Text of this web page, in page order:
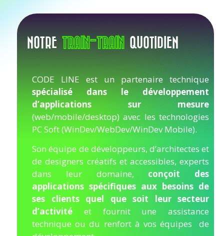
NOTRE TRAIN-TRAIN QUOTIDIEN
CODE LINE est un partenaire technique
spécialisé dans le développement
d’applications sur mesure
(web/mobile/desktop) avec les technologies
PC Soft (WinDev/WebDev/WinDev Mobile).
Son équipe de développeurs, d’architectes et
de designers créatifs et accessibles, experts
dans leur domaine, conçoit des
applications spécifiques aux besoins de
ses clients quel que soit leur secteur
d’activité et fournit une assistance
technique ou du renfort à vos équipes de